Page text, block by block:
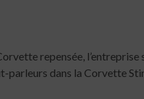
repensée, l’entreprise
dans la Corvette